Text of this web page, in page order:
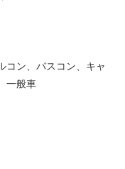
コン、バスコン、キャ
一般車